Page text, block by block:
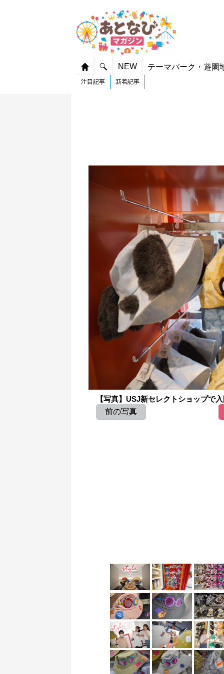
NEW テーマパーク・遊園
注目記事 新着記事
【写真】USJ新セレクトショップで
前の写真